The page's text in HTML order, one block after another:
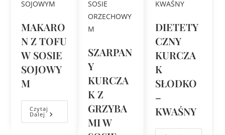
MAKARO
N Z TOFU
W SOSIE
SOJOWY
M
Czytaj
Dalej
SZARPAN
Y
KURCZA
K Z
GRZYBA
MI W
DIETETY
CZNY
KURCZA
K
SŁODKO
–
KWAŚNY